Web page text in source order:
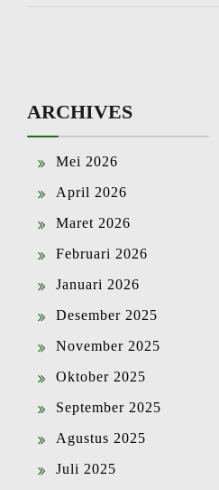
ARCHIVES
Mei 2026
April 2026
Maret 2026
Februari 2026
Januari 2026
Desember 2025
November 2025
Oktober 2025
September 2025
Agustus 2025
Juli 2025